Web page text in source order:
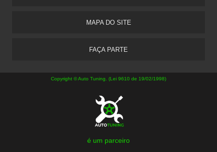
MAPA DO SITE
FAÇA PARTE
Copyright © Auto Tuning. (Lei 9610 de 19/02/1998)
é um parceiro